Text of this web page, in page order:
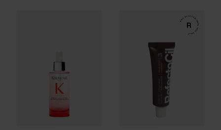
Serum Anti-Chute Fortifiant
RefectoCilEyelash